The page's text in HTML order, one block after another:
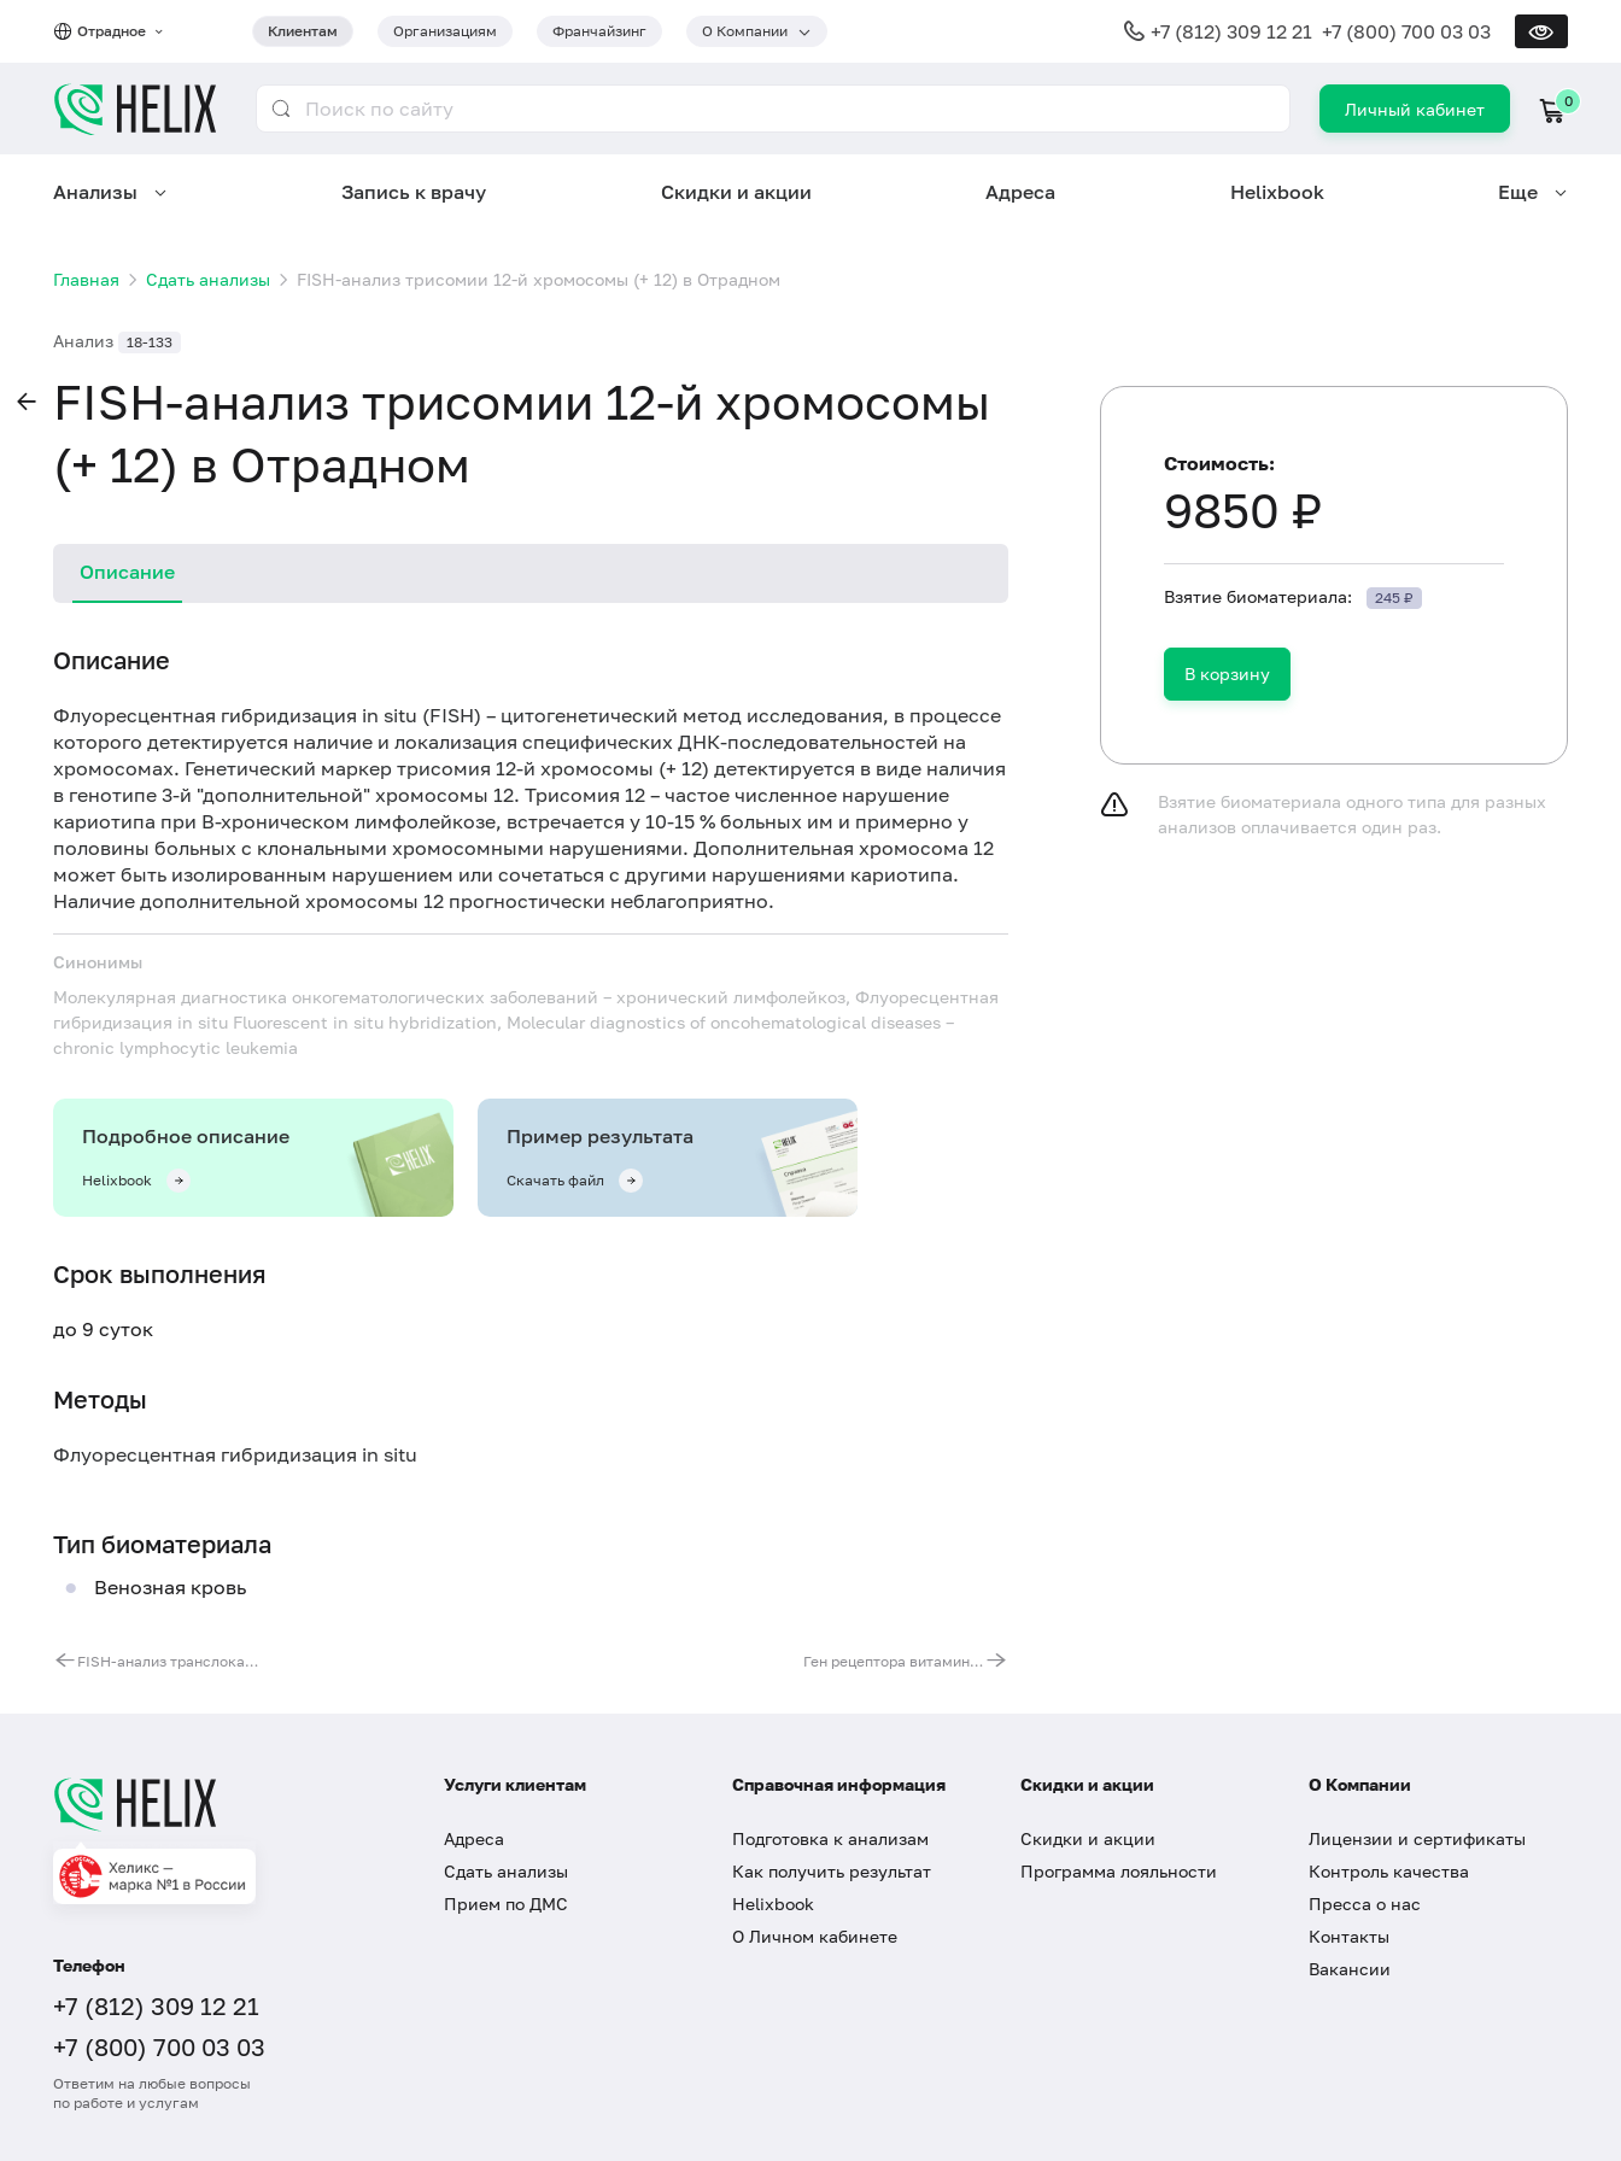
Отрадное Клиентам Организациям Франчайзинг О Компании +7 (812) 309 12 21 +7 (800) 700 03 03
Личный кабинет 0
Анализы Запись к врачу Скидки и акции Адреса Helixbook Еще
Главная Сдать анализы FISH-анализ трисомии 12-й хромосомы (+ 12) в Отрадном
Анализ 18-133
FISH-анализ трисомии 12-й хромосомы
(+ 12) в Отрадном
Описание
Описание
Флуоресцентная гибридизация in situ (FISH) – цитогенетический метод исследования, в процессе
которого детектируется наличие и локализация специфических ДНК-последовательностей на
хромосомах. Генетический маркер трисомия 12-й хромосомы (+ 12) детектируется в виде наличия
в генотипе 3-й "дополнительной" хромосомы 12. Трисомия 12 – частое численное нарушение
кариотипа при В-хроническом лимфолейкозе, встречается у 10-15 % больных им и примерно у
половины больных с клональными хромосомными нарушениями. Дополнительная хромосома 12
может быть изолированным нарушением или сочетаться с другими нарушениями кариотипа.
Наличие дополнительной хромосомы 12 прогностически неблагоприятно.
Синонимы
Молекулярная диагностика онкогематологических заболеваний – хронический лимфолейкоз, Флуоресцентная
гибридизация in situ Fluorescent in situ hybridization, Molecular diagnostics of oncohematological diseases –
chronic lymphocytic leukemia
Подробное описание
Helixbook
Пример результата
Скачать файл
Срок выполнения
до 9 суток
Методы
Флуоресцентная гибридизация in situ
Тип биоматериала
Венозная кровь
FISH-анализ транслокации t(4;14)(p16;q32) Ген рецептора витамина D (VDR). Выявление мутации G283A (BsmI)
Стоимость:
9850 ₽
Взятие биоматериала: 245 ₽
В корзину
Взятие биоматериала одного типа для разных
анализов оплачивается один раз.
Телефон
+7 (812) 309 12 21
+7 (800) 700 03 03
Ответим на любые вопросы
по работе и услугам
Услуги клиентам
Адреса
Сдать анализы
Прием по ДМС
Справочная информация
Подготовка к анализам
Как получить результат
Helixbook
О Личном кабинете
Скидки и акции
Скидки и акции
Программа лояльности
О Компании
Лицензии и сертификаты
Контроль качества
Пресса о нас
Контакты
Вакансии